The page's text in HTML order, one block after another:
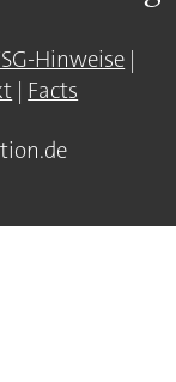
Hinweise |
| Facts